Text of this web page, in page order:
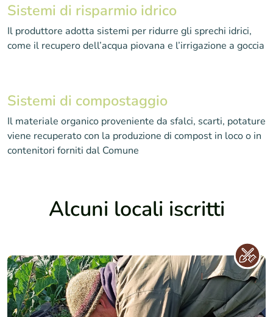
Sistemi di risparmio idrico
Il produttore adotta sistemi per ridurre gli sprechi idrici,
come il recupero dell’acqua piovana e l’irrigazione a goccia
Sistemi di compostaggio
Il materiale organico proveniente da sfalci, scarti, potature
viene recuperato con la produzione di compost in loco o in
contenitori forniti dal Comune
Alcuni locali iscritti